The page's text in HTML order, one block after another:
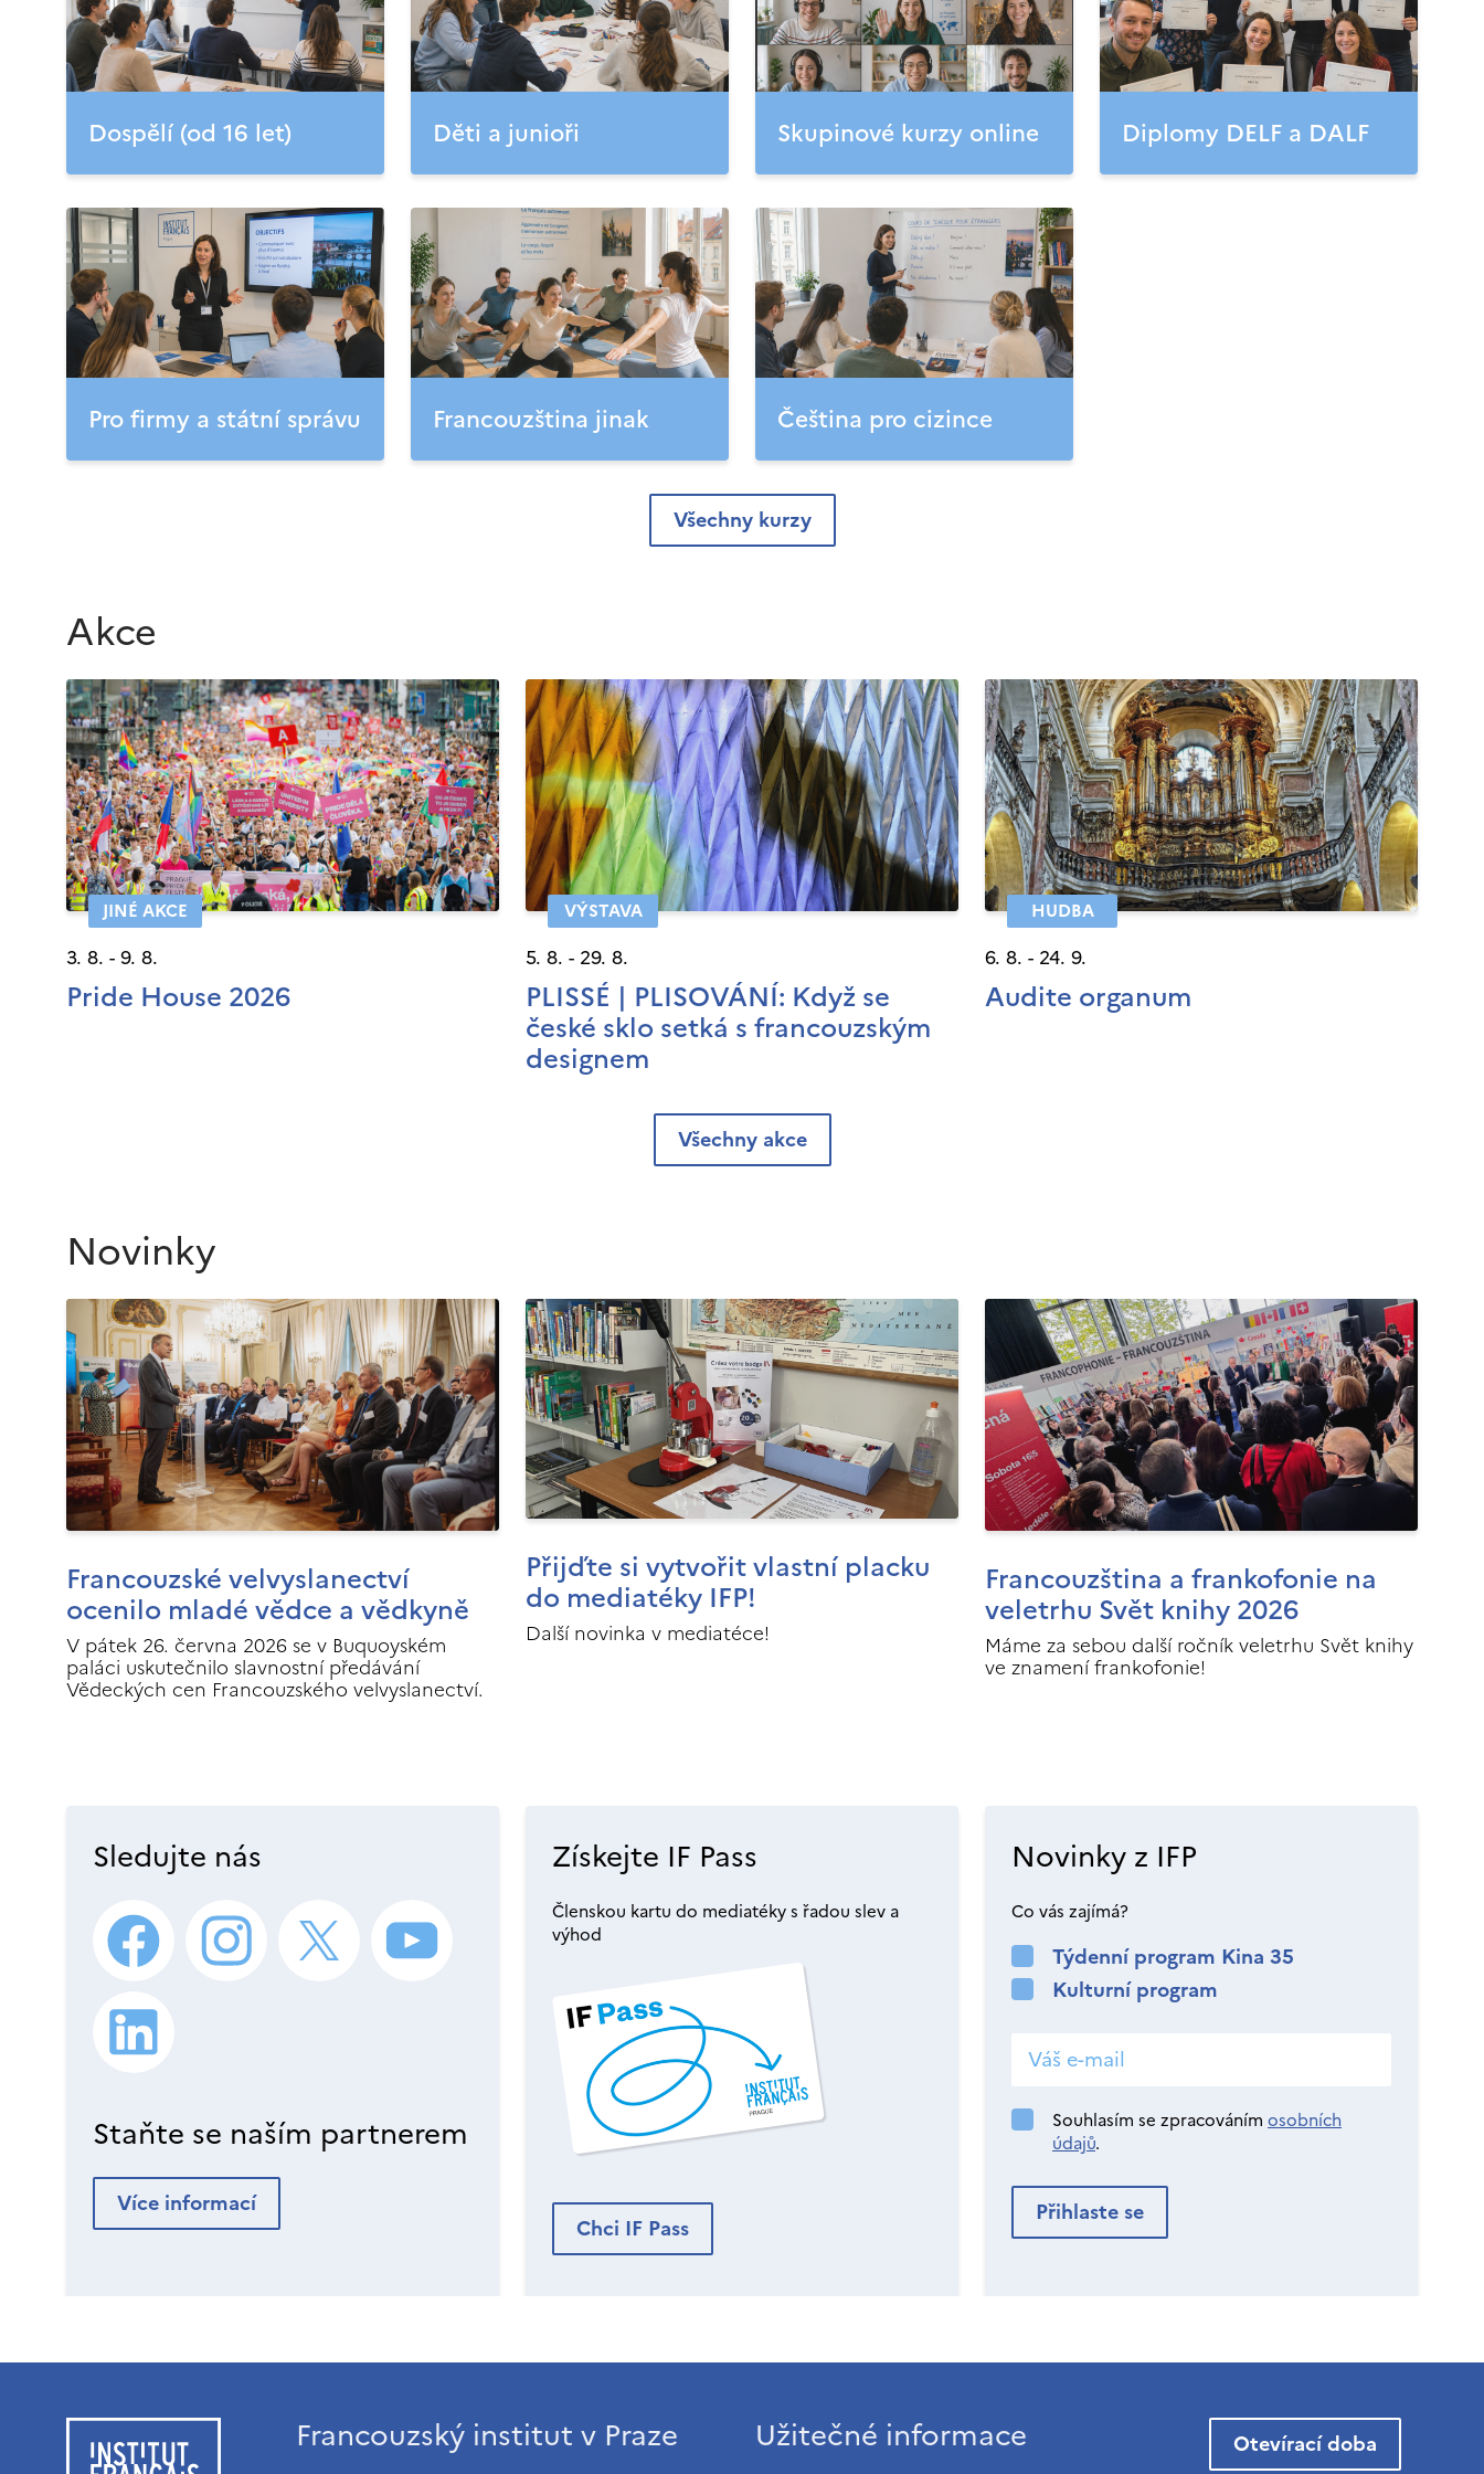
Dospělí (od 16 let) Děti a junioři Skupinové kurzy online Diplomy DELF a DALF
Pro firmy a státní správu Francouzština jinak Čeština pro cizince
Všechny kurzy
Akce
JINÉ AKCE
3. 8. - 9. 8.
Pride House 2026
VÝSTAVA
5. 8. - 29. 8.
PLISSÉ | PLISOVÁNÍ: Když se
české sklo setká s francouzským
designem
HUDBA
6. 8. - 24. 9.
Audite organum
Všechny akce
Novinky
Francouzské velvyslanectví
ocenilo mladé vědce a vědkyně
V pátek 26. června 2026 se v Buquoyském
paláci uskutečnilo slavnostní předávání
Vědeckých cen Francouzského velvyslanectví.
Přijďte si vytvořit vlastní placku
do mediatéky IFP!
Další novinka v mediatéce!
Francouzština a frankofonie na
veletrhu Svět knihy 2026
Máme za sebou další ročník veletrhu Svět knihy
ve znamení frankofonie!
Sledujte nás
Staňte se naším partnerem
Více informací
Získejte IF Pass
Členskou kartu do mediatéky s řadou slev a
výhod
Chci IF Pass
Novinky z IFP
Co vás zajímá?
Týdenní program Kina 35
Kulturní program
Souhlasím se zpracováním osobních
údajů.
Francouzský institut v Praze Užitečné informace Otevírací doba